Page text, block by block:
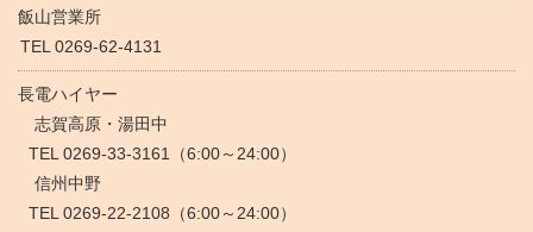
飯山営業所
TEL 0269-62-4131
長電ハイヤー
志賀高原・湯田中
TEL 0269-33-3161（6:00～24:00）
信州中野
TEL 0269-22-2108（6:00～24:00）